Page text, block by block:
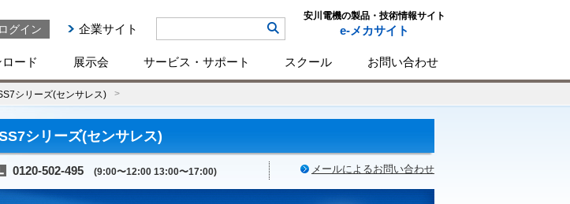
ログイン 企業サイト
安川電機の製品・技術情報サイト
e-メカサイト
ード 展示会 サービス・サポート スクール お問い合わせ
シリーズ(センサレス)
シリーズ(センサレス)
0120-502-495 (9:00〜12:00 13:00〜17:00) メールによるお問い合わせ